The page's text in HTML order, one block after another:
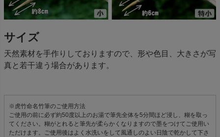
サイズ
天然素材を手作りしておりますので、形や色目、大きさが写
真と若干違う場合があります。
※虎竹命名竹筆のご使用方法
ご使用の前に必ず約50度以上のお湯で筆先全体を5分間ほど浸し、糊を取っ
てください。糊がとれると筆先が柔らかくなりますので墨をつけてご使用い
ただけます。ご使用後はよく水洗いをして風通しのよい日陰で乾かして下さ